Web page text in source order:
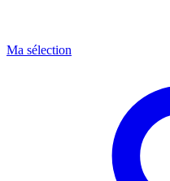
Ma sélection